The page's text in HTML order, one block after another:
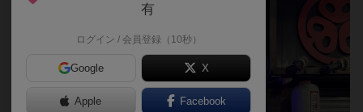
有
ログイン / 会員登録（10秒）
Google X
Apple Facebook